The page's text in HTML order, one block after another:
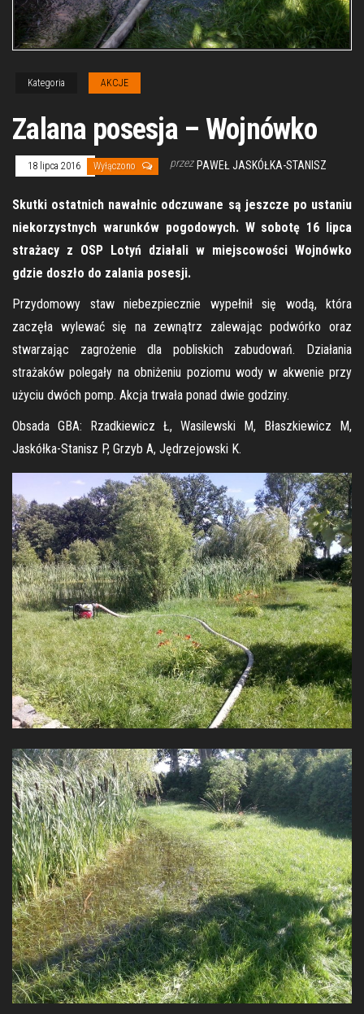
Kategoria AKCJE
Zalana posesja – Wojnówko
18 lipca 2016 Wyłączono przez PAWEŁ JASKÓŁKA-STANISZ
Skutki ostatnich nawałnic odczuwane są jeszcze po ustaniu
niekorzystnych warunków pogodowych. W sobotę 16 lipca
strażacy z OSP Lotyń działali w miejscowości Wojnówko
gdzie doszło do zalania posesji.
Przydomowy staw niebezpiecznie wypełnił się wodą, która
zaczęła wylewać się na zewnątrz zalewając podwórko oraz
stwarzając zagrożenie dla pobliskich zabudowań. Działania
strażaków polegały na obniżeniu poziomu wody w akwenie przy
użyciu dwóch pomp. Akcja trwała ponad dwie godziny.
Obsada GBA: Rzadkiewicz Ł, Wasilewski M, Błaszkiewicz M,
Jaskółka-Stanisz P, Grzyb A, Jędrzejowski K.